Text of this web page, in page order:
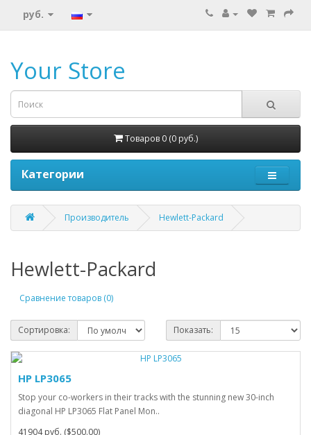
руб.
Your Store
Товаров 0 (0 руб.)
Категории
Производитель Hewlett-Packard
Hewlett-Packard
Сравнение товаров (0)
Сортировка: Показать:
HP LP3065
Stop your co-workers in their tracks with the stunning new 30-inch
diagonal HP LP3065 Flat Panel Mon..
41904 руб. ($500.00)